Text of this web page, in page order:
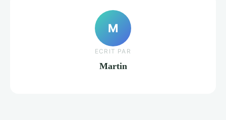
M
ECRIT PAR
Martin